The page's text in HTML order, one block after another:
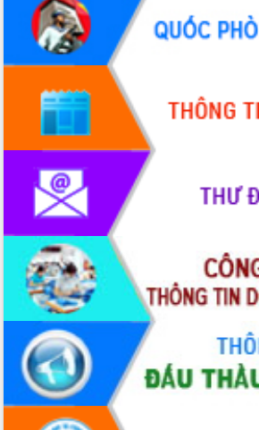
Đắk Lắk sơ kết 4 năm triển khai thực
hiện Đề án 06 của Chính phủ
Họp báo thông tin về Hội nghị Công bố
Quy hoạch và Xúc tiến đầu tư tỉnh Đắk
Khơi thông điểm nghẽn, đẩy nhanh
giải ngân vốn khắc phục thiên tai
HĐND tỉnh thông qua điều chỉnh Quy
hoạch tỉnh thời kỳ 2021-2030
Hội thảo góp ý hồ sơ điều chỉnh quy
hoạch tỉnh Đắk Lắk thời kỳ 2021-2030,
tầm nhìn đến năm 2050
Nâng cao hiệu quả hoạt động của các
doanh nghiệp nhà nước
Hội nghị triển khai kết nối mạng
truyền số liệu chuyên dùng phục vụ cơ
quan Đảng, Nhà nước
Lễ phát động chuỗi hoạt động chung
tay làm sạch môi trường
Xã Ea Kar bước chuyển mình trong
công tác cải cách hành chính mô hình